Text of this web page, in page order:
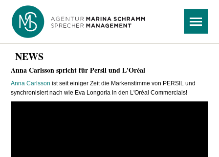
Navigation
überspringen
NEWS
Anna Carlsson spricht für Persil und L'Oréal
Anna Carlsson ist seit einiger Zeit die Markenstimme von PERSIL und
synchronisiert nach wie Eva Longoria in den L'Oréal Commercials!